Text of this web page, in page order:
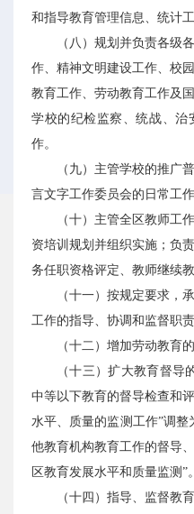
和指导教育管理信息、统计工
（八）规划并负责各级
作、精神文明建设工作、校
教育工作、劳动教育工作及
学校的纪检监察、统战、治
作。
（九）主管学校的推广
言文字工作委员会的日常工作
（十）主管全区教师工
资培训规划并组织实施；负
务任职资格评定、教师继续
（十一）按规定要求，
工作的指导、协调和监督职责
（十二）增加劳动教育的
（十三）扩大教育督导
中等以下教育的督导检查和
水平、质量的监测工作”调
他教育机构教育工作的督导
区教育发展水平和质量监测”。
（十四）指导、监督教